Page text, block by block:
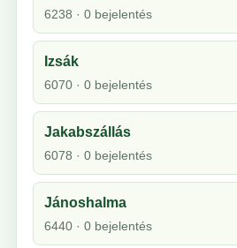
6238 · 0 bejelentés
Izsák
6070 · 0 bejelentés
Jakabszállás
6078 · 0 bejelentés
Jánoshalma
6440 · 0 bejelentés